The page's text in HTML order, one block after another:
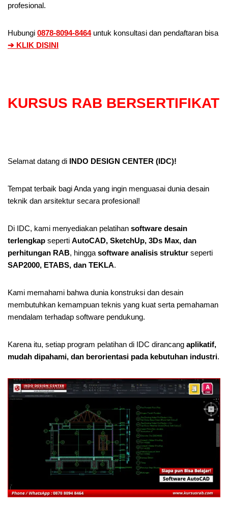
profesional.
Hubungi 0878-8094-8464untuk konsultasi dan pendaftaran bisa
➔ KLIK DISINI
KURSUS RAB BERSERTIFIKAT
Selamat datang di INDO DESIGN CENTER (IDC)!
Tempat terbaik bagi Anda yang ingin menguasai dunia desain
teknik dan arsitektur secara profesional!
Di IDC, kami menyediakan pelatihan software desain
terlengkap seperti AutoCAD, SketchUp, 3Ds Max, dan
perhitungan RAB, hingga software analisis struktur seperti
SAP2000, ETABS, dan TEKLA.
Kami memahami bahwa dunia konstruksi dan desain
membutuhkan kemampuan teknis yang kuat serta pemahaman
mendalam terhadap software pendukung.
Karena itu, setiap program pelatihan di IDC dirancang aplikatif,
mudah dipahami, dan berorientasi pada kebutuhan industri.